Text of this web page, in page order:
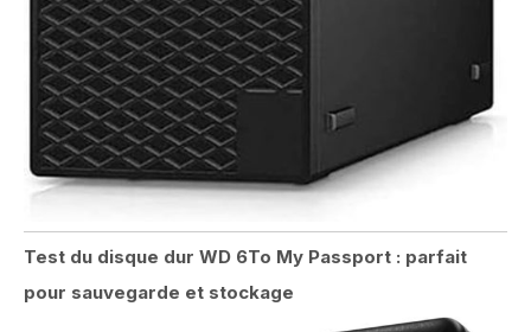
Test du disque dur WD 6To My Passport : parfait
pour sauvegarde et stockage